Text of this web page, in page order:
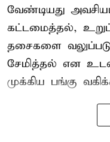
வேண்டியது
கட்டமைத்தல்,
தசைகளை
சேமித்தல் என
முக்கிய பங்கு